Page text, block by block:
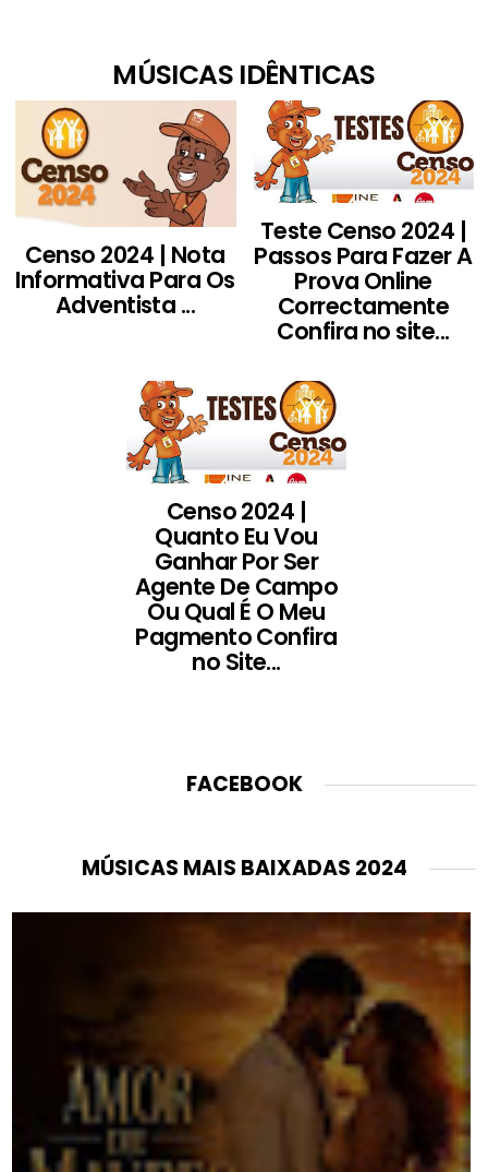
MÚSICAS IDÊNTICAS
Censo 2024 | Nota
Informativa Para Os
Adventista ...
Teste Censo 2024 |
Passos Para Fazer A
Prova Online
Correctamente
Confira no site...
Censo 2024 |
Quanto Eu Vou
Ganhar Por Ser
Agente De Campo
Ou Qual É O Meu
Pagmento Confira
no Site...
FACEBOOK
MÚSICAS MAIS BAIXADAS 2024